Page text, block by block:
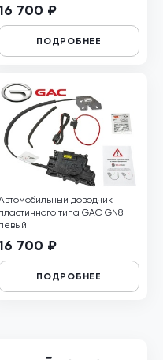
700 ₽
ПОДРОБНЕЕ
доводчик
пластинного типа GAC GN8
700 ₽
ПОДРОБНЕЕ